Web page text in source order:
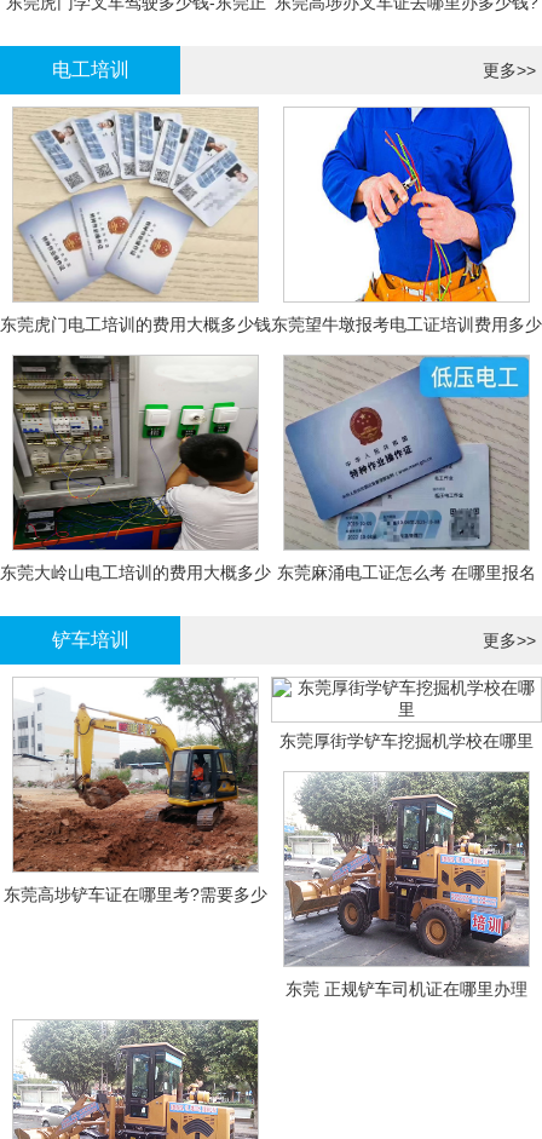
电工培训 更多>>
东莞虎门电工培训的费用大概多少钱东莞望牛墩报考电工证培训费用多少
钱
东莞大岭山电工培训的费用大概多少 东莞麻涌电工证怎么考 在哪里报名
铲车培训 更多>>
东莞高埗铲车证在哪里考?需要多少
东莞厚街学铲车挖掘机学校在哪里
东莞 正规铲车司机证在哪里办理